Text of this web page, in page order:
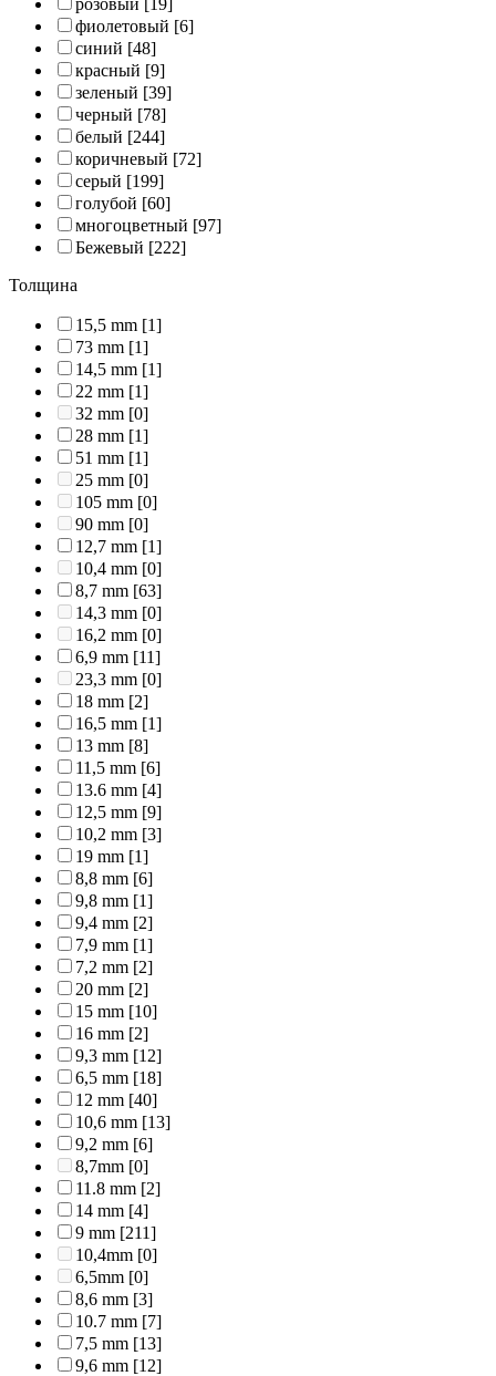
розовый [19]
фиолетовый [6]
синий [48]
красный [9]
зеленый [39]
черный [78]
белый [244]
коричневый [72]
серый [199]
голубой [60]
многоцветный [97]
Бежевый [222]
Толщина
15,5 mm [1]
73 mm [1]
14,5 mm [1]
22 mm [1]
32 mm [0]
28 mm [1]
51 mm [1]
25 mm [0]
105 mm [0]
90 mm [0]
12,7 mm [1]
10,4 mm [0]
8,7 mm [63]
14,3 mm [0]
16,2 mm [0]
6,9 mm [11]
23,3 mm [0]
18 mm [2]
16,5 mm [1]
13 mm [8]
11,5 mm [6]
13.6 mm [4]
12,5 mm [9]
10,2 mm [3]
19 mm [1]
8,8 mm [6]
9,8 mm [1]
9,4 mm [2]
7,9 mm [1]
7,2 mm [2]
20 mm [2]
15 mm [10]
16 mm [2]
9,3 mm [12]
6,5 mm [18]
12 mm [40]
10,6 mm [13]
9,2 mm [6]
8,7mm [0]
11.8 mm [2]
14 mm [4]
9 mm [211]
10,4mm [0]
6,5mm [0]
8,6 mm [3]
10.7 mm [7]
7,5 mm [13]
9,6 mm [12]